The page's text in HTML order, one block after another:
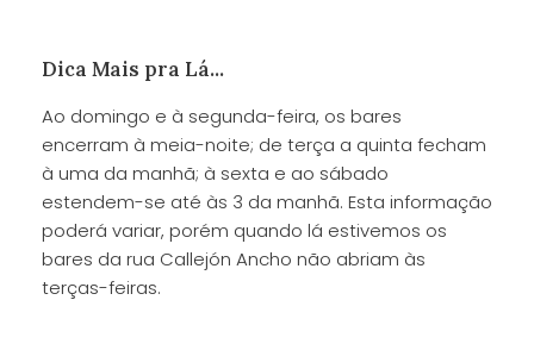
Dica Mais pra Lá...
Ao domingo e à segunda-feira, os bares
encerram à meia-noite; de terça a quinta fecham
à uma da manhã; à sexta e ao sábado
estendem-se até às 3 da manhã. Esta informação
poderá variar, porém quando lá estivemos os
bares da rua Callejón Ancho não abriam às
terças-feiras.